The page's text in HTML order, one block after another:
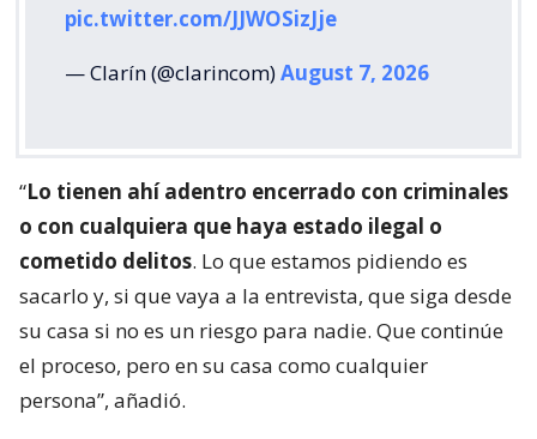
pic.twitter.com/JJWOSizJje
— Clarín (@clarincom)August 7, 2026
“Lo tienen ahí adentro encerrado con criminales
o con cualquiera que haya estado ilegal o
cometido delitos. Lo que estamos pidiendo es
sacarlo y, si que vaya a la entrevista, que siga desde
su casa si no es un riesgo para nadie. Que continúe
el proceso, pero en su casa como cualquier
persona”, añadió.